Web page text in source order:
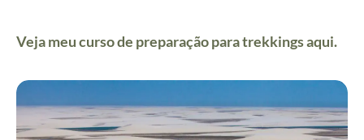
Veja meu curso de preparação para trekkings aqui.